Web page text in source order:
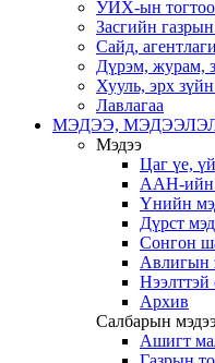
УИХ-ын
Засгийн
Сайд,
Дүрэм, журам,
Хууль, эрх
Лавлагаа
МЭДЭЭ,
Мэдээ
Цаг үе,
ААН-ийн
Үнийн
Дүрст
Сонгон
Авлигын
Нээлттэй
Архив
Салбарын
Ашигт